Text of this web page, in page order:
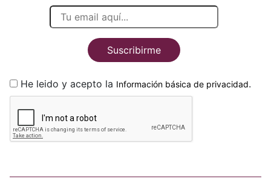
Suscribirme
He leido y acepto la Información básica de privacidad.